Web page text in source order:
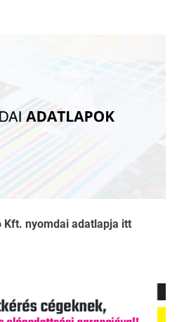
Kft. nyomdai adatlapja itt